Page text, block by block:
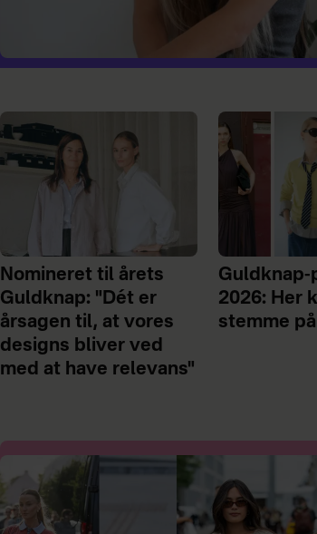
Nomineret til årets
Guldknap: "Dét er
årsagen til, at vores
designs bliver ved
med at have relevans"
Guldknap-
2026: Her
stemme